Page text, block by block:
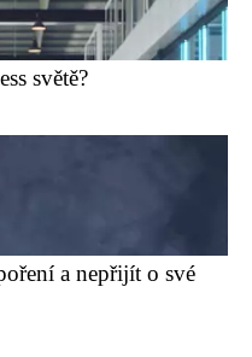
světě?
a nepřijít o své